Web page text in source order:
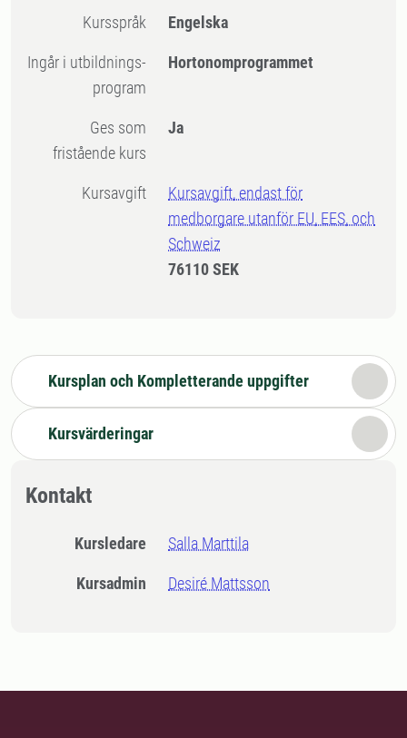
Kursspråk Engelska
Ingår i utbildnings-
program
Hortonomprogrammet
Ges som
fristående kurs
Ja
Kursavgift
Kursavgift, endast för
medborgare utanför EU, EES, och
Schweiz
76110 SEK
Kursplan och Kompletterande uppgifter
Kursvärderingar
Kontakt
Kursledare Salla Marttila
Kursadmin Desiré Mattsson